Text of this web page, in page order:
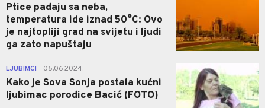
Ptice padaju sa neba,
temperatura ide iznad 50°C: Ovo
je najtopliji grad na svijetu i ljudi
ga zato napuštaju
LJUBIMCI 05.06.2024.
Kako je Sova Sonja postala kućni
ljubimac porodice Bacić (FOTO)